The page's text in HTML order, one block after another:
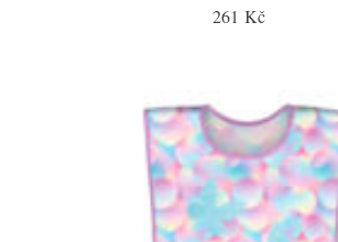
261 Kč